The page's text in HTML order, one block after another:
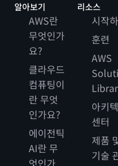
알아보기
AWS란
무엇인가
요?
클라우드
컴퓨팅이
란 무엇
인가요?
에이전틱
AI란 무
엇인가
리소스
시작
훈련
AWS
아키
센터
제품
기술